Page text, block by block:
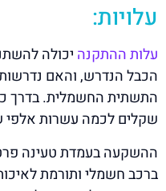
עלויות:
עלות ההתקנה יכולה
הכבל הנדרש, והאם
התשתית החשמלית. בדרך
שקלים לכמה עשרות אלפי
ההשקעה בעמדת טעינה
ברכב חשמלי ותורמת